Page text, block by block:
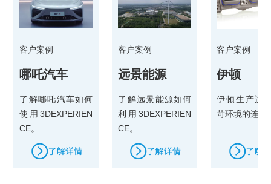
客户案例 客户案例 客户案例
哪吒汽车 远景能源 伊顿
了解哪吒汽车如何
使用3DEXPERIEN
CE。
了解远景能源如何
利用3DEXPERIEN
CE。
伊顿生产适
苛环境的连接